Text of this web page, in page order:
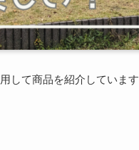
して商品を紹介しています